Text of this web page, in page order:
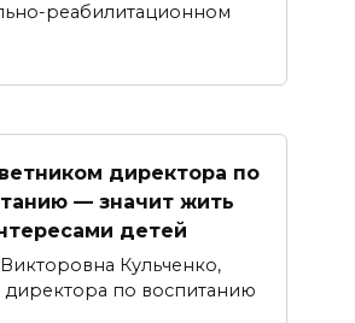
реабилитационном
директора по
— значит жить
детей
Кульченко,
директора по воспитанию